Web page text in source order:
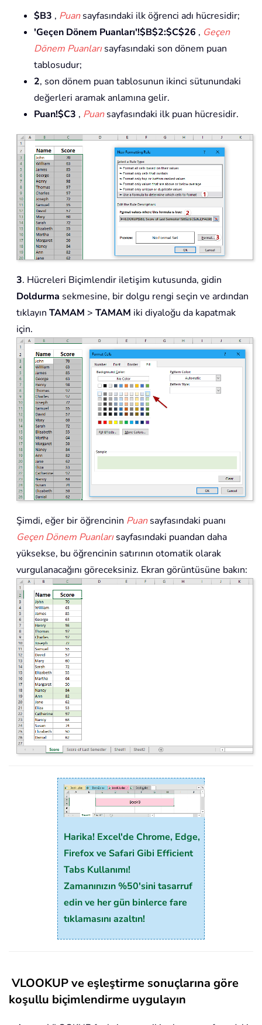
$B3 , Puansayfasındaki ilk öğrenci adı hücresidir;
'Geçen Dönem Puanları'!$B$2:$C$26 , Geçen
Dönem Puanlarısayfasındaki son dönem puan
tablosudur;
2, son dönem puan tablosunun ikinci sütunundaki
değerleri aramak anlamına gelir.
Puan!$C3 , Puansayfasındaki ilk puan hücresidir.
3. Hücreleri Biçimlendir iletişim kutusunda, gidin
Doldurma sekmesine, bir dolgu rengi seçin ve ardından
tıklayın TAMAM > TAMAM iki diyaloğu da kapatmak
için.
Şimdi, eğer bir öğrencinin Puansayfasındaki puanı
Geçen Dönem Puanlarısayfasındaki puandan daha
yüksekse, bu öğrencinin satırının otomatik olarak
vurgulanacağını göreceksiniz. Ekran görüntüsüne bakın:
Harika! Excel'de Chrome, Edge,
Firefox ve Safari Gibi Efficient
Tabs Kullanımı!
Zamanınızın %50'sini tasarruf
edin ve her gün binlerce fare
tıklamasını azaltın!
VLOOKUP ve eşleştirme sonuçlarına göre
koşullu biçimlendirme uygulayın